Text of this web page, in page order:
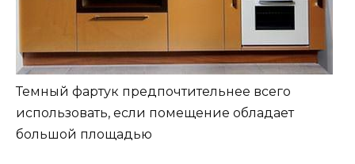
Темный фартук предпочтительнее всего
использовать, если помещение обладает
большой площадью